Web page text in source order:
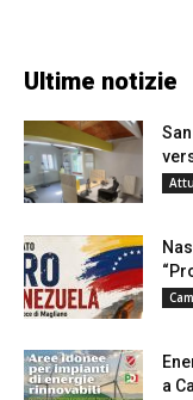
Ultime notizie
a